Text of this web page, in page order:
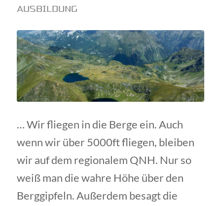
AUSBILDUNG
… Wir fliegen in die Berge ein. Auch
wenn wir über 5000ft fliegen, bleiben
wir auf dem regionalem QNH. Nur so
weiß man die wahre Höhe über den
Berggipfeln. Außerdem besagt die